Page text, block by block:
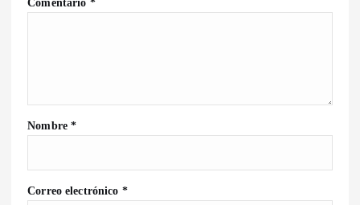
Nombre*
Correo electrónico *